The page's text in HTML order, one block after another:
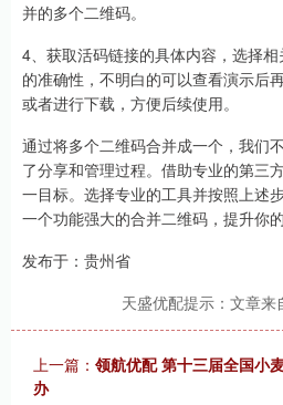
并的多个二维码。
4、获取活码链接的具体内容，选择
的准确性，不明白的可以查看演示后
或者进行下载，方便后续使用。
通过将多个二维码合并成一个，我们
了分享和管理过程。借助专业的第三
一目标。选择专业的工具并按照上述
一个功能强大的合并二维码，提升你
发布于：贵州省
天盛优配提示：文章来
上一篇： 领航优配 第十三届全国小
办